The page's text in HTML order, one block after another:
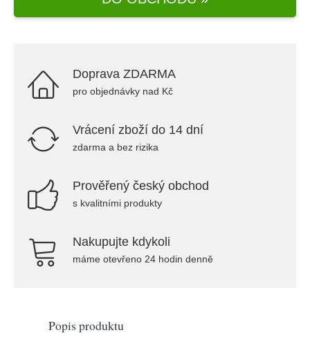
Doprava ZDARMA
pro objednávky nad Kč
Vrácení zboží do 14 dní
zdarma a bez rizika
Prověřený český obchod
s kvalitními produkty
Nakupujte kdykoli
máme otevřeno 24 hodin denně
Popis produktu